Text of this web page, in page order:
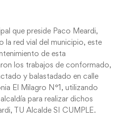
que preside Paco Meardi,
la red vial del municipio, este
de esta
los trabajos de conformado,
y balastadado en calle
El Milagro N°1, utilizando
para realizar dichos
TU Alcalde SI CUMPLE.